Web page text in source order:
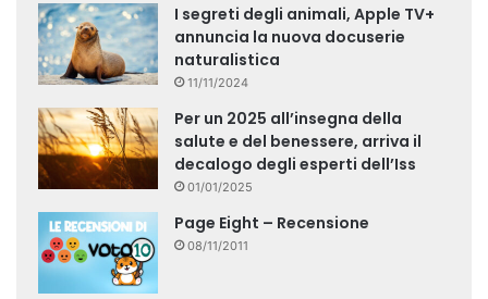
I segreti degli animali, Apple TV+
annuncia la nuova docuserie
naturalistica
11/11/2024
Per un 2025 all’insegna della
salute e del benessere, arriva il
decalogo degli esperti dell’Iss
01/01/2025
Page Eight – Recensione
08/11/2011